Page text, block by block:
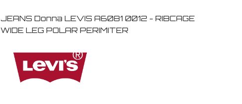
JEANS Donna LEVIS A6081 0012 - RIBCAGE
WIDE LEG POLAR PERIMITER